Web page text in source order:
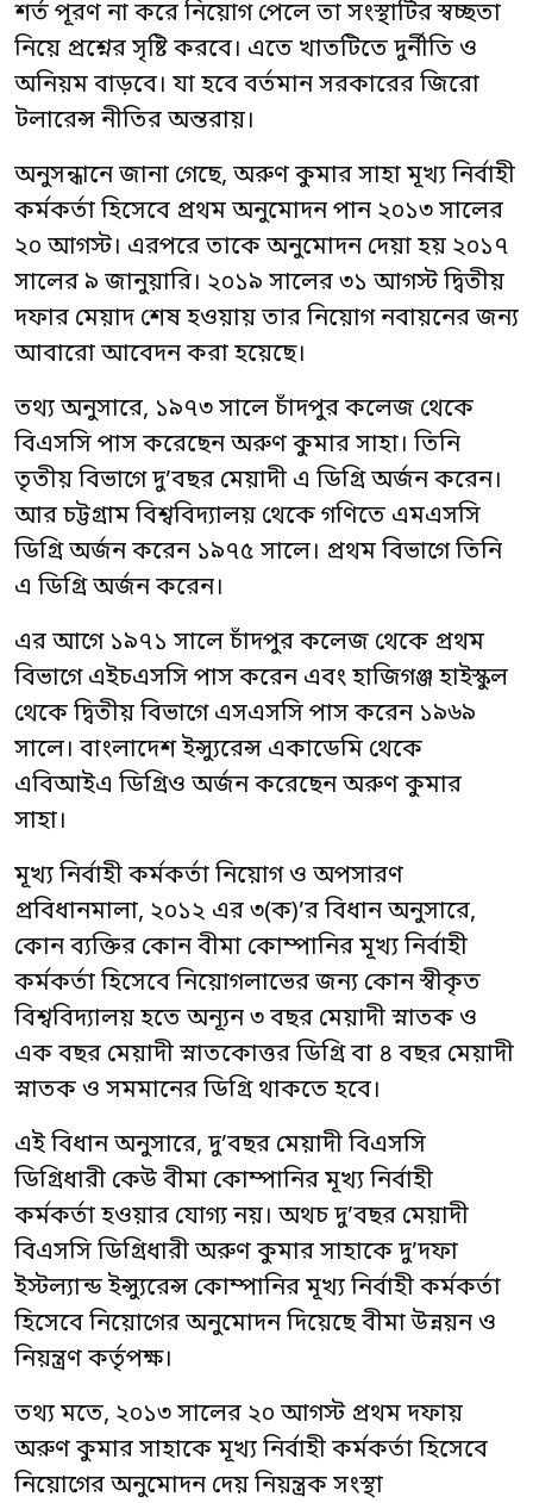
শর্ত পূরণ না করে নিয়োগ পেলে তা সংস্থাটির স্বচ্ছতা
নিয়ে প্রশ্নের সৃষ্টি করবে। এতে খাতটিতে দুর্নীতি ও
অনিয়ম বাড়বে। যা হবে বর্তমান সরকারের জিরো
টলারেন্স নীতির অন্তরায়।
অনুসন্ধানে জানা গেছে, অরুণ কুমার সাহা মূখ্য নির্বাহী
কর্মকর্তা হিসেবে প্রথম অনুমোদন পান ২০১৩ সালের
২০ আগস্ট। এরপরে তাকে অনুমোদন দেয়া হয় ২০১৭
সালের ৯ জানুয়ারি। ২০১৯ সালের ৩১ আগস্ট দ্বিতীয়
দফার মেয়াদ শেষ হওয়ায় তার নিয়োগ নবায়নের জন্য
আবারো আবেদন করা হয়েছে।
তথ্য অনুসারে, ১৯৭৩ সালে চাঁদপুর কলেজ থেকে
বিএসসি পাস করেছেন অরুণ কুমার সাহা। তিনি
তৃতীয় বিভাগে দু’বছর মেয়াদী এ ডিগ্রি অর্জন করেন।
আর চট্টগ্রাম বিশ্ববিদ্যালয় থেকে গণিতে এমএসসি
ডিগ্রি অর্জন করেন ১৯৭৫ সালে। প্রথম বিভাগে তিনি
এ ডিগ্রি অর্জন করেন।
এর আগে ১৯৭১ সালে চাঁদপুর কলেজ থেকে প্রথম
বিভাগে এইচএসসি পাস করেন এবং হাজিগঞ্জ হাইস্কুল
থেকে দ্বিতীয় বিভাগে এসএসসি পাস করেন ১৯৬৯
সালে। বাংলাদেশ ইন্স্যুরেন্স একাডেমি থেকে
এবিআইএ ডিগ্রিও অর্জন করেছেন অরুণ কুমার
সাহা।
মূখ্য নির্বাহী কর্মকর্তা নিয়োগ ও অপসারণ
প্রবিধানমালা, ২০১২ এর ৩(ক)’র বিধান অনুসারে,
কোন ব্যক্তির কোন বীমা কোম্পানির মূখ্য নির্বাহী
কর্মকর্তা হিসেবে নিয়োগলাভের জন্য কোন স্বীকৃত
বিশ্ববিদ্যালয় হতে অন্যূন ৩ বছর মেয়াদী স্নাতক ও
এক বছর মেয়াদী স্নাতকোত্তর ডিগ্রি বা ৪ বছর মেয়াদী
স্নাতক ও সমমানের ডিগ্রি থাকতে হবে।
এই বিধান অনুসারে, দু’বছর মেয়াদী বিএসসি
ডিগ্রিধারী কেউ বীমা কোম্পানির মূখ্য নির্বাহী
কর্মকর্তা হওয়ার যোগ্য নয়। অথচ দু’বছর মেয়াদী
বিএসসি ডিগ্রিধারী অরুণ কুমার সাহাকে দু’দফা
ইস্টল্যান্ড ইন্স্যুরেন্স কোম্পানির মূখ্য নির্বাহী কর্মকর্তা
হিসেবে নিয়োগের অনুমোদন দিয়েছে বীমা উন্নয়ন ও
নিয়ন্ত্রণ কর্তৃপক্ষ।
তথ্য মতে, ২০১৩ সালের ২০ আগস্ট প্রথম দফায়
অরুণ কুমার সাহাকে মূখ্য নির্বাহী কর্মকর্তা হিসেবে
নিয়োগের অনুমোদন দেয় নিয়ন্ত্রক সংস্থা